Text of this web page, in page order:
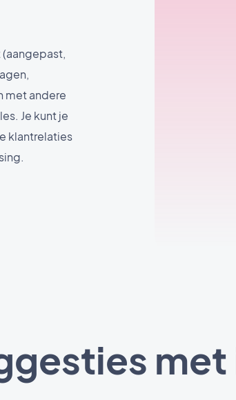
met andere
Je kunt je
klantrelaties